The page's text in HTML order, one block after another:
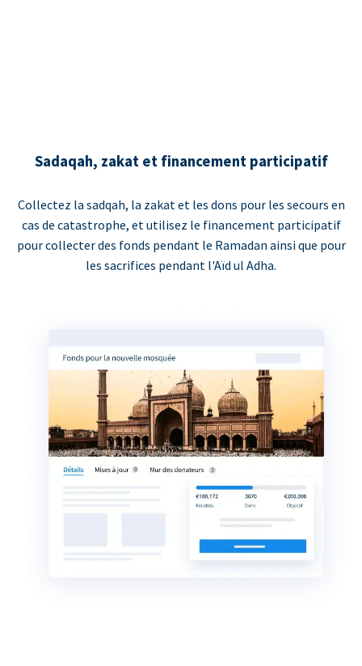
Sadaqah, zakat et financement participatif
Collectez la sadqah, la zakat et les dons pour les secours en
cas de catastrophe, et utilisez le financement participatif
pour collecter des fonds pendant le Ramadan ainsi que pour
les sacrifices pendant l'Aïd ul Adha.